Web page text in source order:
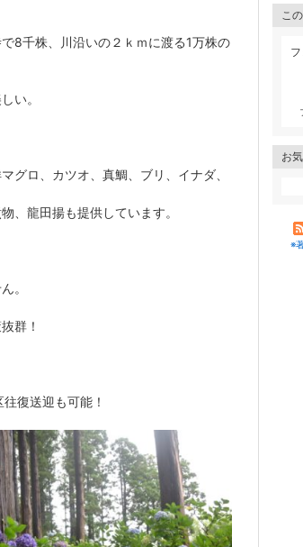
8千株、川沿いの２ｋｍに渡る1万株の
い。
グロ、カツオ、真鯛、ブリ、イナダ、
、龍田揚も提供しています。
。
群！
復送迎も可能！
こ
お
※